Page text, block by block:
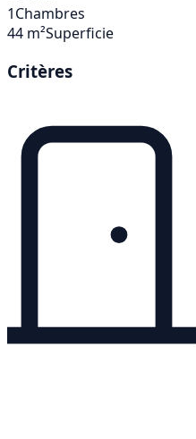
1Chambres
44 m²Superficie
Critères